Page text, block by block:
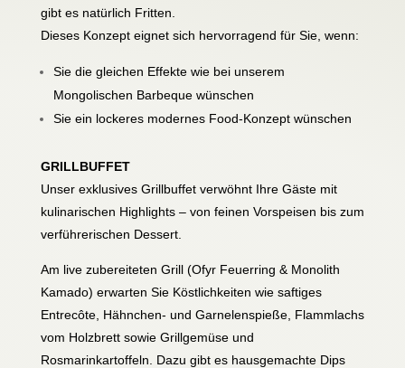
gibt es natürlich Fritten.
Dieses Konzept eignet sich hervorragend für Sie, wenn:
Sie die gleichen Effekte wie bei unserem
Mongolischen Barbeque wünschen
Sie ein lockeres modernes Food-Konzept wünschen
GRILLBUFFET
Unser exklusives Grillbuffet verwöhnt Ihre Gäste mit
kulinarischen Highlights – von feinen Vorspeisen bis zum
verführerischen Dessert.
Am live zubereiteten Grill (Ofyr Feuerring & Monolith
Kamado) erwarten Sie Köstlichkeiten wie saftiges
Entrecôte, Hähnchen- und Garnelenspieße, Flammlachs
vom Holzbrett sowie Grillgemüse und
Rosmarinkartoffeln. Dazu gibt es hausgemachte Dips